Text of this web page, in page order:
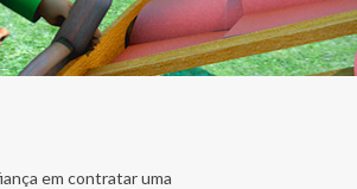
em contratar uma